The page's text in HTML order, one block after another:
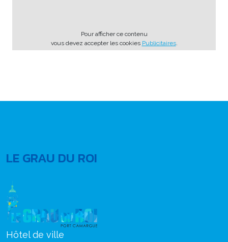
Pour afficher ce contenu
vous devez accepter les cookies Publicitaires.
LE GRAU DU ROI
Hôtel de ville